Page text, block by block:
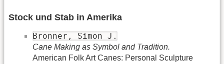
Stock und Stab in Amerika
Bronner, Simon J.
Cane Making as Symbol and Tradition.
American Folk Art Canes: Personal Sculpture